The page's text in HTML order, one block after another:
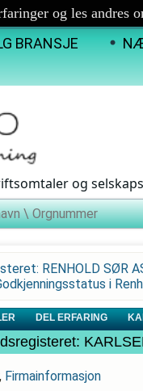
og les andres
BRANSJE
og
RENHOLD SØR
i
DEL ERFARING
, Firmainformasjon